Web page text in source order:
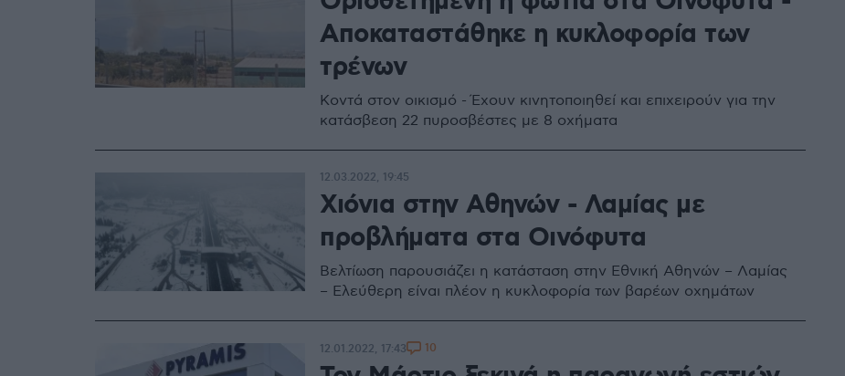
Αποκαταστάθηκε η κυκλοφορία των
τρένων
Κοντά στον οικισμό - Έχουν κινητοποιηθεί και επιχειρούν για την
κατάσβεση 22 πυροσβέστες με 8 οχήματα
Χιόνια στην Αθηνών - Λαμίας με
προβλήματα στα Οινόφυτα
Βελτίωση παρουσιάζει η κατάσταση στην Εθνική Αθηνών – Λαμίας
– Ελεύθερη είναι πλέον η κυκλοφορία των βαρέων οχημάτων
12.03.2022, 19:45
12.01.2022, 17:43 10